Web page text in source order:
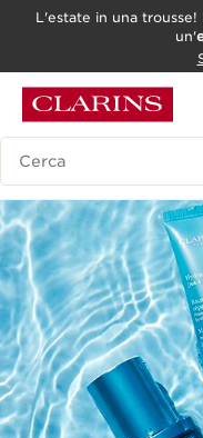
PASSA AL
L'estate in una trousse!
un'
Ricerca Legenda